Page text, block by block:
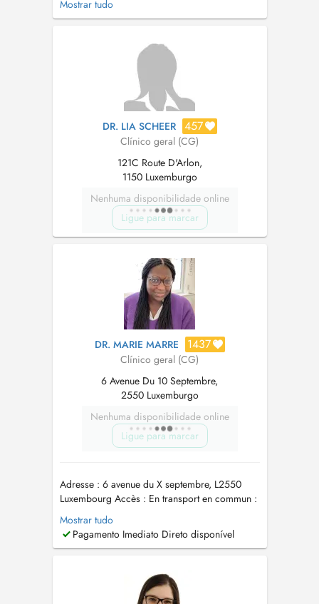
CONSULTATIONS POUR DES NOUVEAUX
réponds pas entre 12h30 et 14 heures, c'est
Mostrar tudo
DR. LIA SCHEER 457
Clínico geral (CG)
121C Route D'Arlon,
1150 Luxemburgo
Nenhuma disponibilidade online
Ligue para marcar
DR. MARIE MARRE 1437
Clínico geral (CG)
6 Avenue Du 10 Septembre,
2550 Luxemburgo
Nenhuma disponibilidade online
Ligue para marcar
Adresse : 6 avenue du X septembre, L2550
Luxembourg Accès : En transport en commun :
- Bus 5 , 6, 72, 701, 702, 703, 711 et C01 arrêt
Belair Crécy - Bus 5, 6, 8, 11, 12, 13, 15, 16,
21, 22, 31, 78, CN5 arrêt Belair Wampach -
Mostrar tudo
Pagamento Imediato Direto disponível